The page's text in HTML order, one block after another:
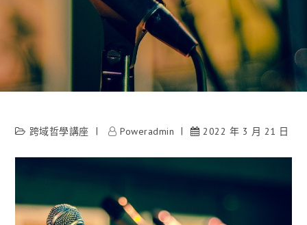
跨域哲學講座 Poweradmin 2022 年 3 月 21 日